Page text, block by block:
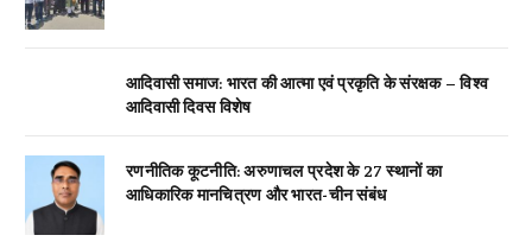
आदिवासी समाज: भारत की आत्मा एवं प्रकृति के संरक्षक – विश्व
आदिवासी दिवस विशेष
रणनीतिक कूटनीति: अरुणाचल प्रदेश के 27 स्थानों का
आधिकारिक मानचित्रण और भारत-चीन संबंध